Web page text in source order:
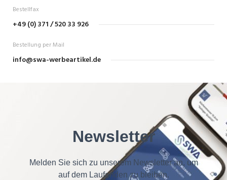
Bestellfax
+49 (0) 371 / 520 33 926
Bestellung per Mail
info@swa-werbeartikel.de
Newsletter
Melden Sie sich zu unserem Newsletter an, um
auf dem Laufenden zu bleiben.